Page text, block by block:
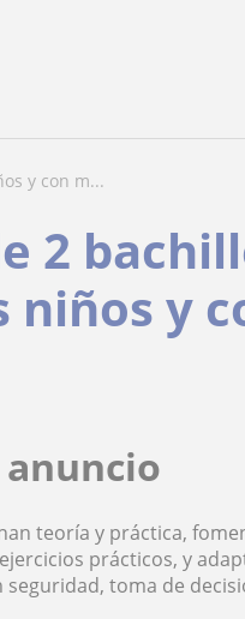
y con m...
2
niños y
teoría y práctica,
prácticos, y
seguridad, toma de